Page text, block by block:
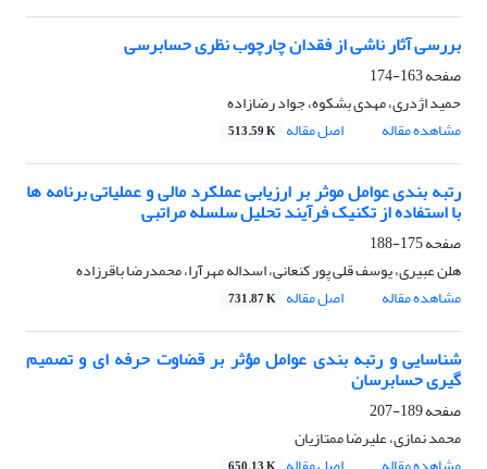
بررسی آثار ناشی از فقدان چارچوب نظری حسابرسی
صفحه163-174
حمید اژدری، مهدی بشکوه، جواد رضازاده
مشاهده مقاله
اصل مقاله 513.59 K
رتبه بندی عوامل موثر بر ارزیابی عملکرد مالی و عملیاتی برنامه ها
با استفاده از تکنیک فرآیند تحلیل سلسله مراتبی
صفحه175-188
هلن عبیری، یوسف قلی پور کنعانی، اسداله مهرآرا، محمدرضا باقرزاده
مشاهده مقاله
اصل مقاله 731.87 K
شناسایی و رتبه بندی عوامل مؤثر بر قضاوت حرفه ای و تصمیم
گیری حسابرسان
صفحه189-207
محمد نمازی، علیرضا ممتازیان